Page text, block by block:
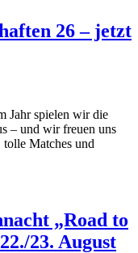
26 – jetzt
Jahr spielen wir die
– und wir freuen uns
Matches und
„Road to
23. August